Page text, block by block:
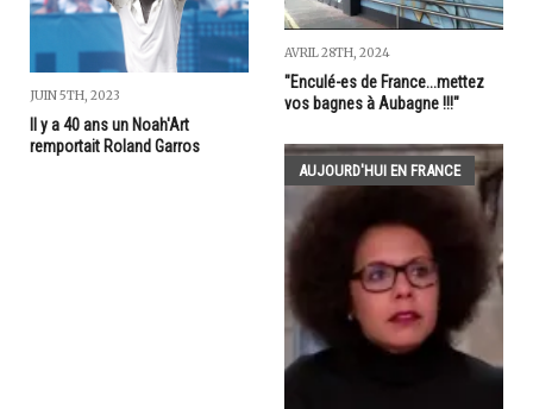
JUIN 5TH, 2023
Il y a 40 ans un Noah'Art
remportait Roland Garros
AVRIL 28TH, 2024
"Enculé-es de France...mettez
vos bagnes à Aubagne !!!"
AUJOURD'HUI EN FRANCE